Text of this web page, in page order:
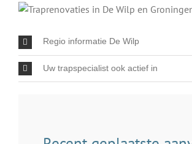
Regio informatie De Wilp
Uw trapspecialist ook actief in